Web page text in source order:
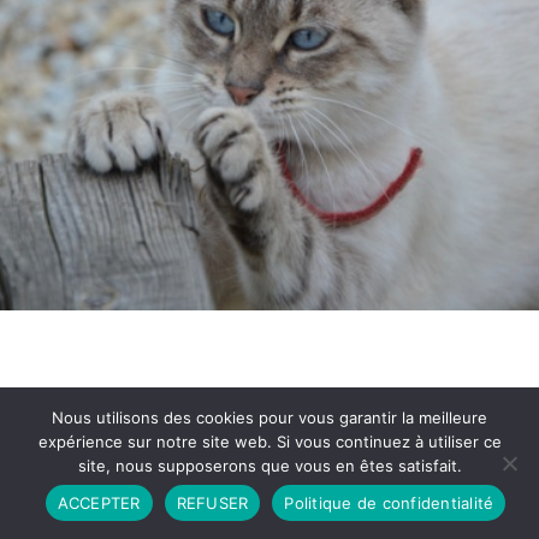
Partenariat Contact
Politique de Confidentialité
CGU
Copyright © 2026 - Propulsé par DIEUDUDIABLE
Nous utilisons des cookies pour vous garantir la meilleure
expérience sur notre site web. Si vous continuez à utiliser ce
site, nous supposerons que vous en êtes satisfait.
ACCEPTER
REFUSER Politique de confidentialité